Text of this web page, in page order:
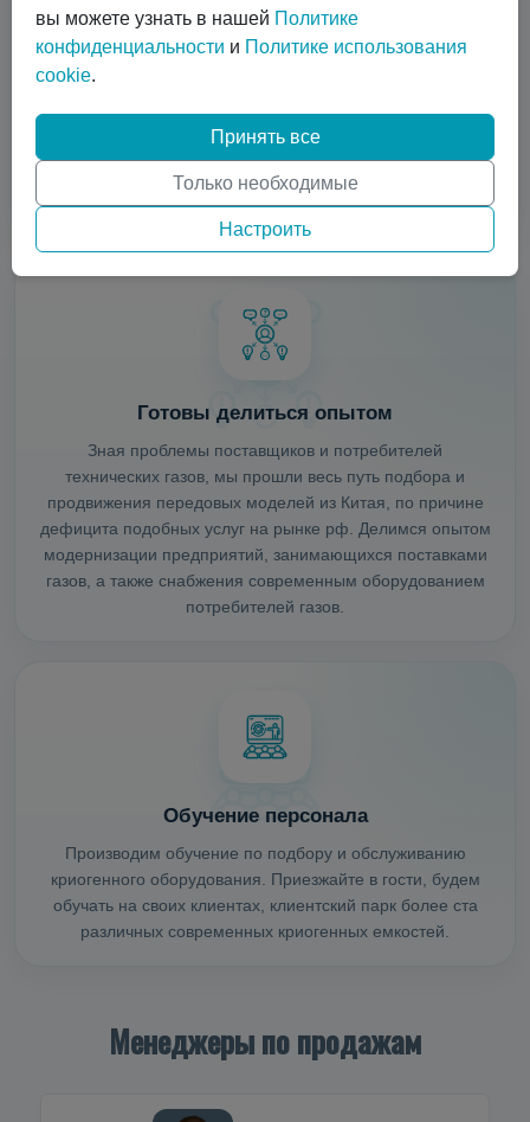
Если вы являетесь поставщиком газов и хотите снабдить
своих клиентов актуальным оборудованием (а,
возможно, заполучить новых клиентов), тогда для вас
предусмотрена специальная скидка.
Готовы делиться опытом
Зная проблемы поставщиков и потребителей
технических газов, мы прошли весь путь подбора и
продвижения передовых моделей из Китая, по причине
дефицита подобных услуг на рынке рф. Делимся опытом
модернизации предприятий, занимающихся поставками
газов, а также снабжения современным оборудованием
потребителей газов.
Обучение персонала
Производим обучение по подбору и обслуживанию
криогенного оборудования. Приезжайте в гости, будем
обучать на своих клиентах, клиентский парк более ста
различных современных криогенных емкостей.
Менеджеры по продажам
вы можете узнать в нашей Политике
конфиденциальности и Политике использования
cookie.
Принять все
Только необходимые
Настроить